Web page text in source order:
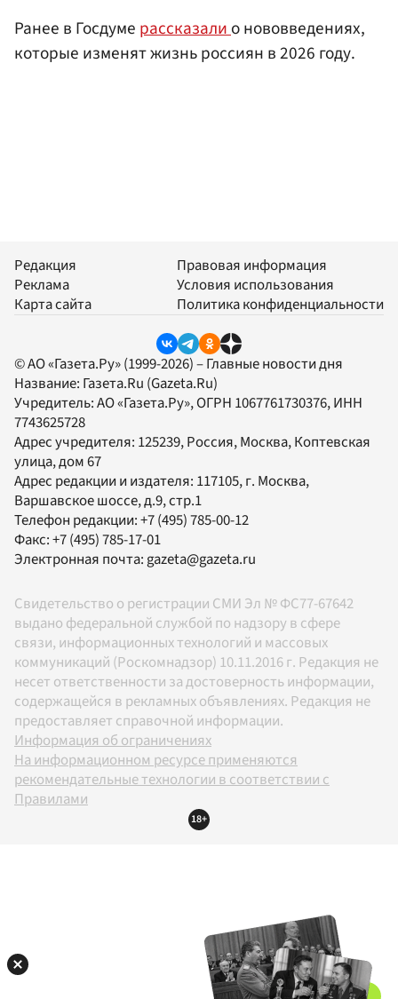
Ранее в Госдуме рассказалио нововведениях,
которые изменят жизнь россиян в 2026 году.
Редакция
Реклама
Карта сайта
Правовая информация
Условия использования
Политика конфиденциальности
© АО «Газета.Ру» (1999-2026) – Главные новости дня
Название: Газета.Ru (Gazeta.Ru)
Учредитель:АО «Газета.Ру», ОГРН 1067761730376, ИНН
7743625728
Адрес учредителя: 125239, Россия, Москва, Коптевская
улица, дом 67
Адрес редакции и издателя: 117105, г. Москва,
Варшавское шоссе, д.9, стр.1
Телефон редакции:+7 (495) 785-00-12
Факс:+7 (495) 785-17-01
Электронная почта: gazeta@gazeta.ru
Свидетельство о регистрации СМИ Эл № ФС77-67642
выдано федеральной службой по надзору в сфере
связи, информационных технологий и массовых
коммуникаций (Роскомнадзор) 10.11.2016 г. Редакция не
несет ответственности за достоверность информации,
содержащейся в рекламных объявлениях. Редакция не
предоставляет справочной информации.
Информация об ограничениях
На информационном ресурсе применяются
рекомендательные технологии в соответствии с
Правилами
18+